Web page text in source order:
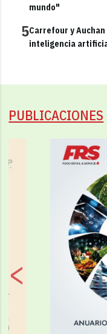
mundo"
5Carrefour y
inteligencia
PUBLICACIONES